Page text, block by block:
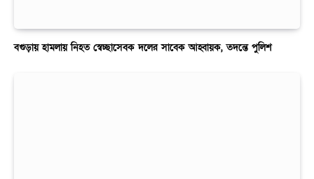
বগুড়ায় হামলায় নিহত স্বেচ্ছাসেবক দলের সাবেক আহ্বায়ক, তদন্তে পুলিশ